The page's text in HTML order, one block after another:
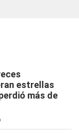
estrellas
más de